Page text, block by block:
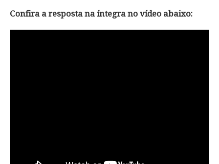
Confira a resposta na íntegra no vídeo abaixo: